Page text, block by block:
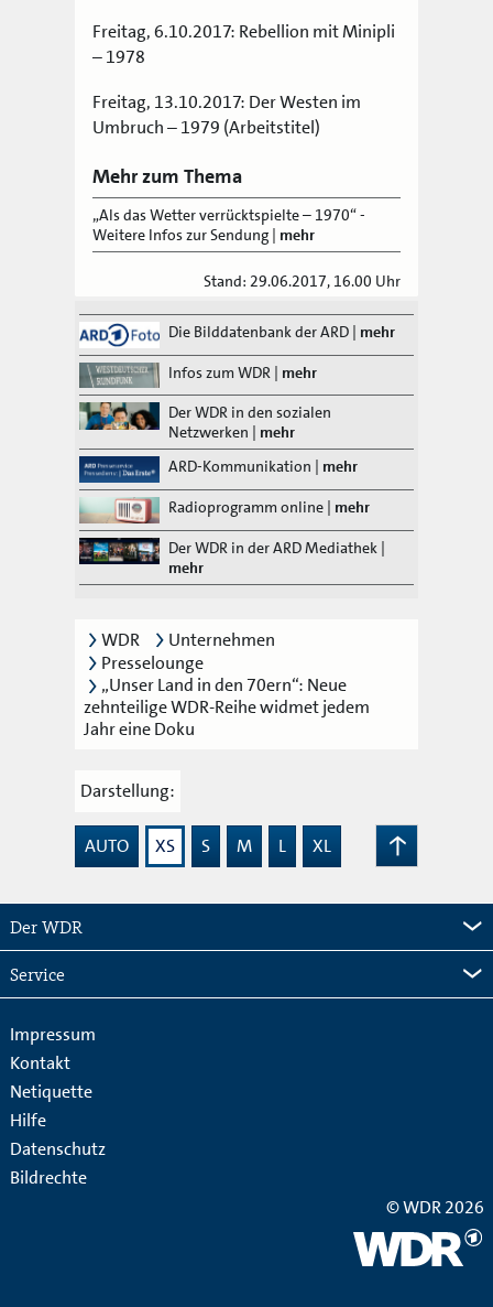
Freitag, 6.10.2017: Rebellion mit Minipli
– 1978
Freitag, 13.10.2017: Der Westen im
Umbruch – 1979 (Arbeitstitel)
Mehr zum Thema
„Als das Wetter verrücktspielte – 1970“ -
Weitere Infos zur Sendung | mehr
Stand: 29.06.2017, 16.00 Uhr
Die Bilddatenbank der ARD | mehr
Infos zum WDR | mehr
Der WDR in den sozialen
Netzwerken | mehr
ARD-Kommunikation | mehr
Radioprogramm online | mehr
Der WDR in der ARD Mediathek |
mehr
WDR
Unternehmen
Presselounge
„Unser Land in den 70ern“: Neue
zehnteilige WDR-Reihe widmet jedem
Jahr eine Doku
Darstellung:
AUTO XS S M L
XL
Zum
Der WDR
Service
Impressum
Kontakt
Netiquette
Hilfe
Datenschutz
Bildrechte
© WDR 2026